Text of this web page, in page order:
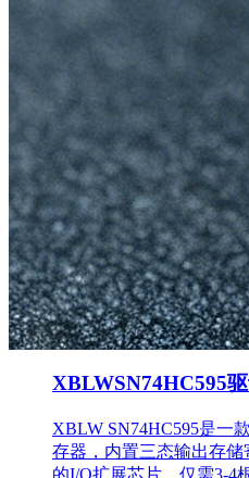
XBLWSN74HC595
XBLW SN74HC595是一
存器，内置三态输出存
的I/O扩展芯片，仅需3-4